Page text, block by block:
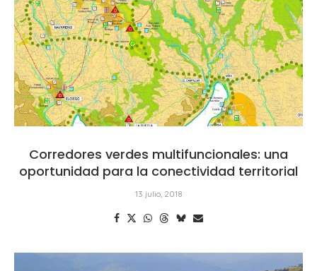
Corredores verdes multifuncionales: una
oportunidad para la conectividad territorial
13 julio, 2018